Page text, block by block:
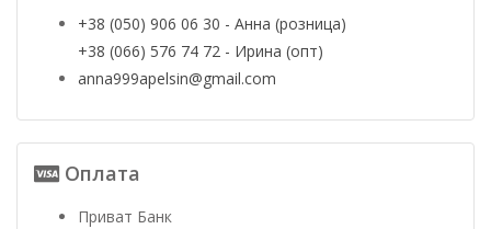
+38 (050) 906 06 30 - Анна (розница)
+38 (066) 576 74 72 - Ирина (опт)
anna999apelsin@gmail.com
Оплата
Приват Банк